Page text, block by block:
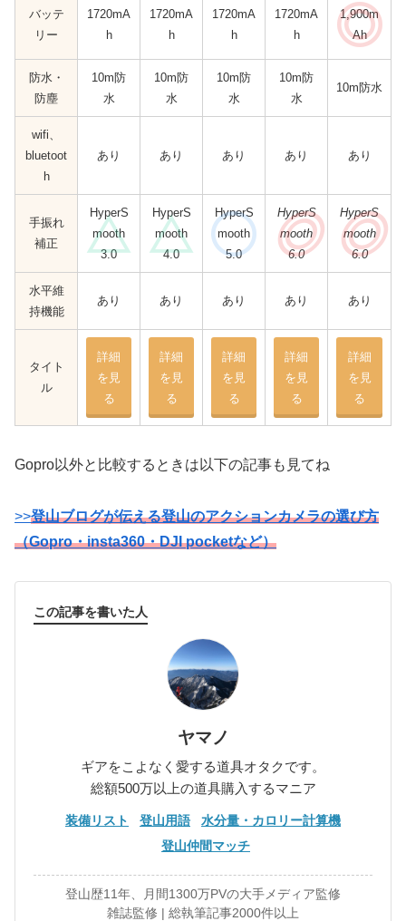
バッテ
リー
1720mA
h
1720mA
h
1720mA
h
1720mA
h
1,900m
Ah
防水・
防塵
10m防
水
10m防
水
10m防
水
10m防
水
10m防水
wifi、
bluetoot
h
あり あり あり あり あり
手振れ
補正
HyperS
mooth
3.0
HyperS
mooth
4.0
HyperS
mooth
5.0
HyperS
mooth
6.0
HyperS
mooth
6.0
水平維
持機能
あり あり あり あり あり
タイト
ル
詳細
を見
る
詳細
を見
る
詳細
を見
る
詳細
を見
る
詳細
を見
る
Gopro以外と比較するときは以下の記事も見てね
>>登山ブログが伝える登山のアクションカメラの選び方
（Gopro・insta360・DJI pocketなど）
この記事を書いた人
ヤマノ
ギアをこよなく愛する道具オタクです。
総額500万以上の道具購入するマニア
装備リスト 登山用語
水分量・カロリー計算機
登山仲間マッチ
登山歴11年、月間1300万PVの大手メディア監修
雑誌監修 | 総執筆記事2000件以上